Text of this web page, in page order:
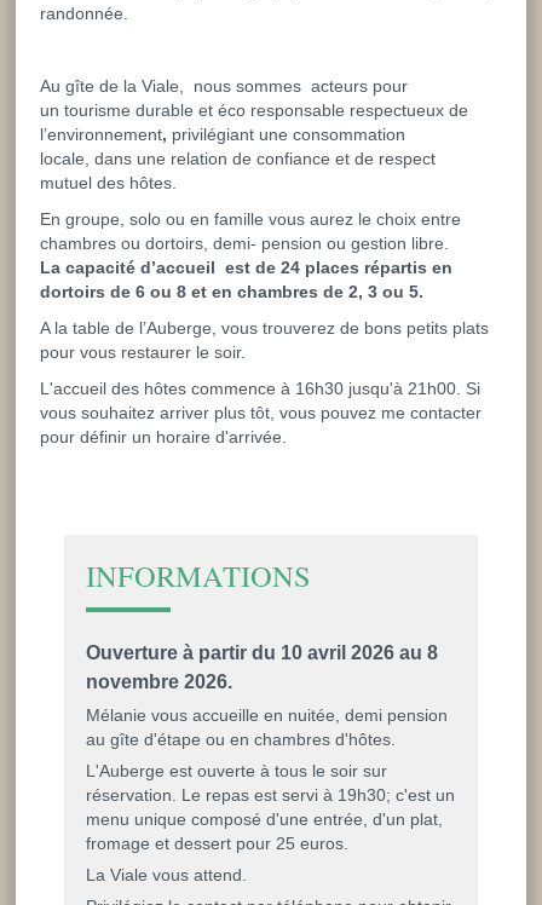
randonnée.
Au gîte de la Viale, nous sommes acteurs pour
un tourisme durable et éco responsable respectueux de
l’environnement, privilégiant une consommation
locale,
dans une relation de confiance et de respect
mutuel des hôtes.
En groupe, solo ou en famille vous aurez le choix entre
chambres ou dortoirs, demi- pension ou gestion libre.
La capacité d’accueil est de 24 places répartis en
dortoirs de 6 ou 8 et en chambres de 2, 3 ou 5.
A la table de l’Auberge, vous trouverez de bons petits plats
pour vous restaurer le soir.
L'accueil des hôtes commence à 16h30 jusqu'à 21h00. Si
vous souhaitez arriver plus tôt, vous pouvez me contacter
pour définir un horaire d'arrivée.
INFORMATIONS
Ouverture à partir du 10 avril 2026 au 8
novembre 2026.
Mélanie vous accueille en nuitée, demi pension
au gîte d'étape ou en chambres d'hôtes.
L'Auberge est ouverte à tous le soir sur
réservation. Le repas est servi à 19h30; c'est un
menu unique composé d'une entrée, d'un plat,
fromage et dessert pour 25 euros.
La Viale vous attend.